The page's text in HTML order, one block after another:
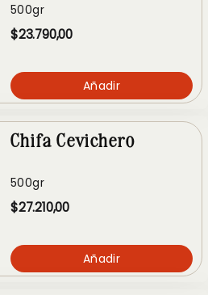
500gr
$23.790,00
Añadir
Chifa Cevichero
500gr
$27.210,00
Añadir